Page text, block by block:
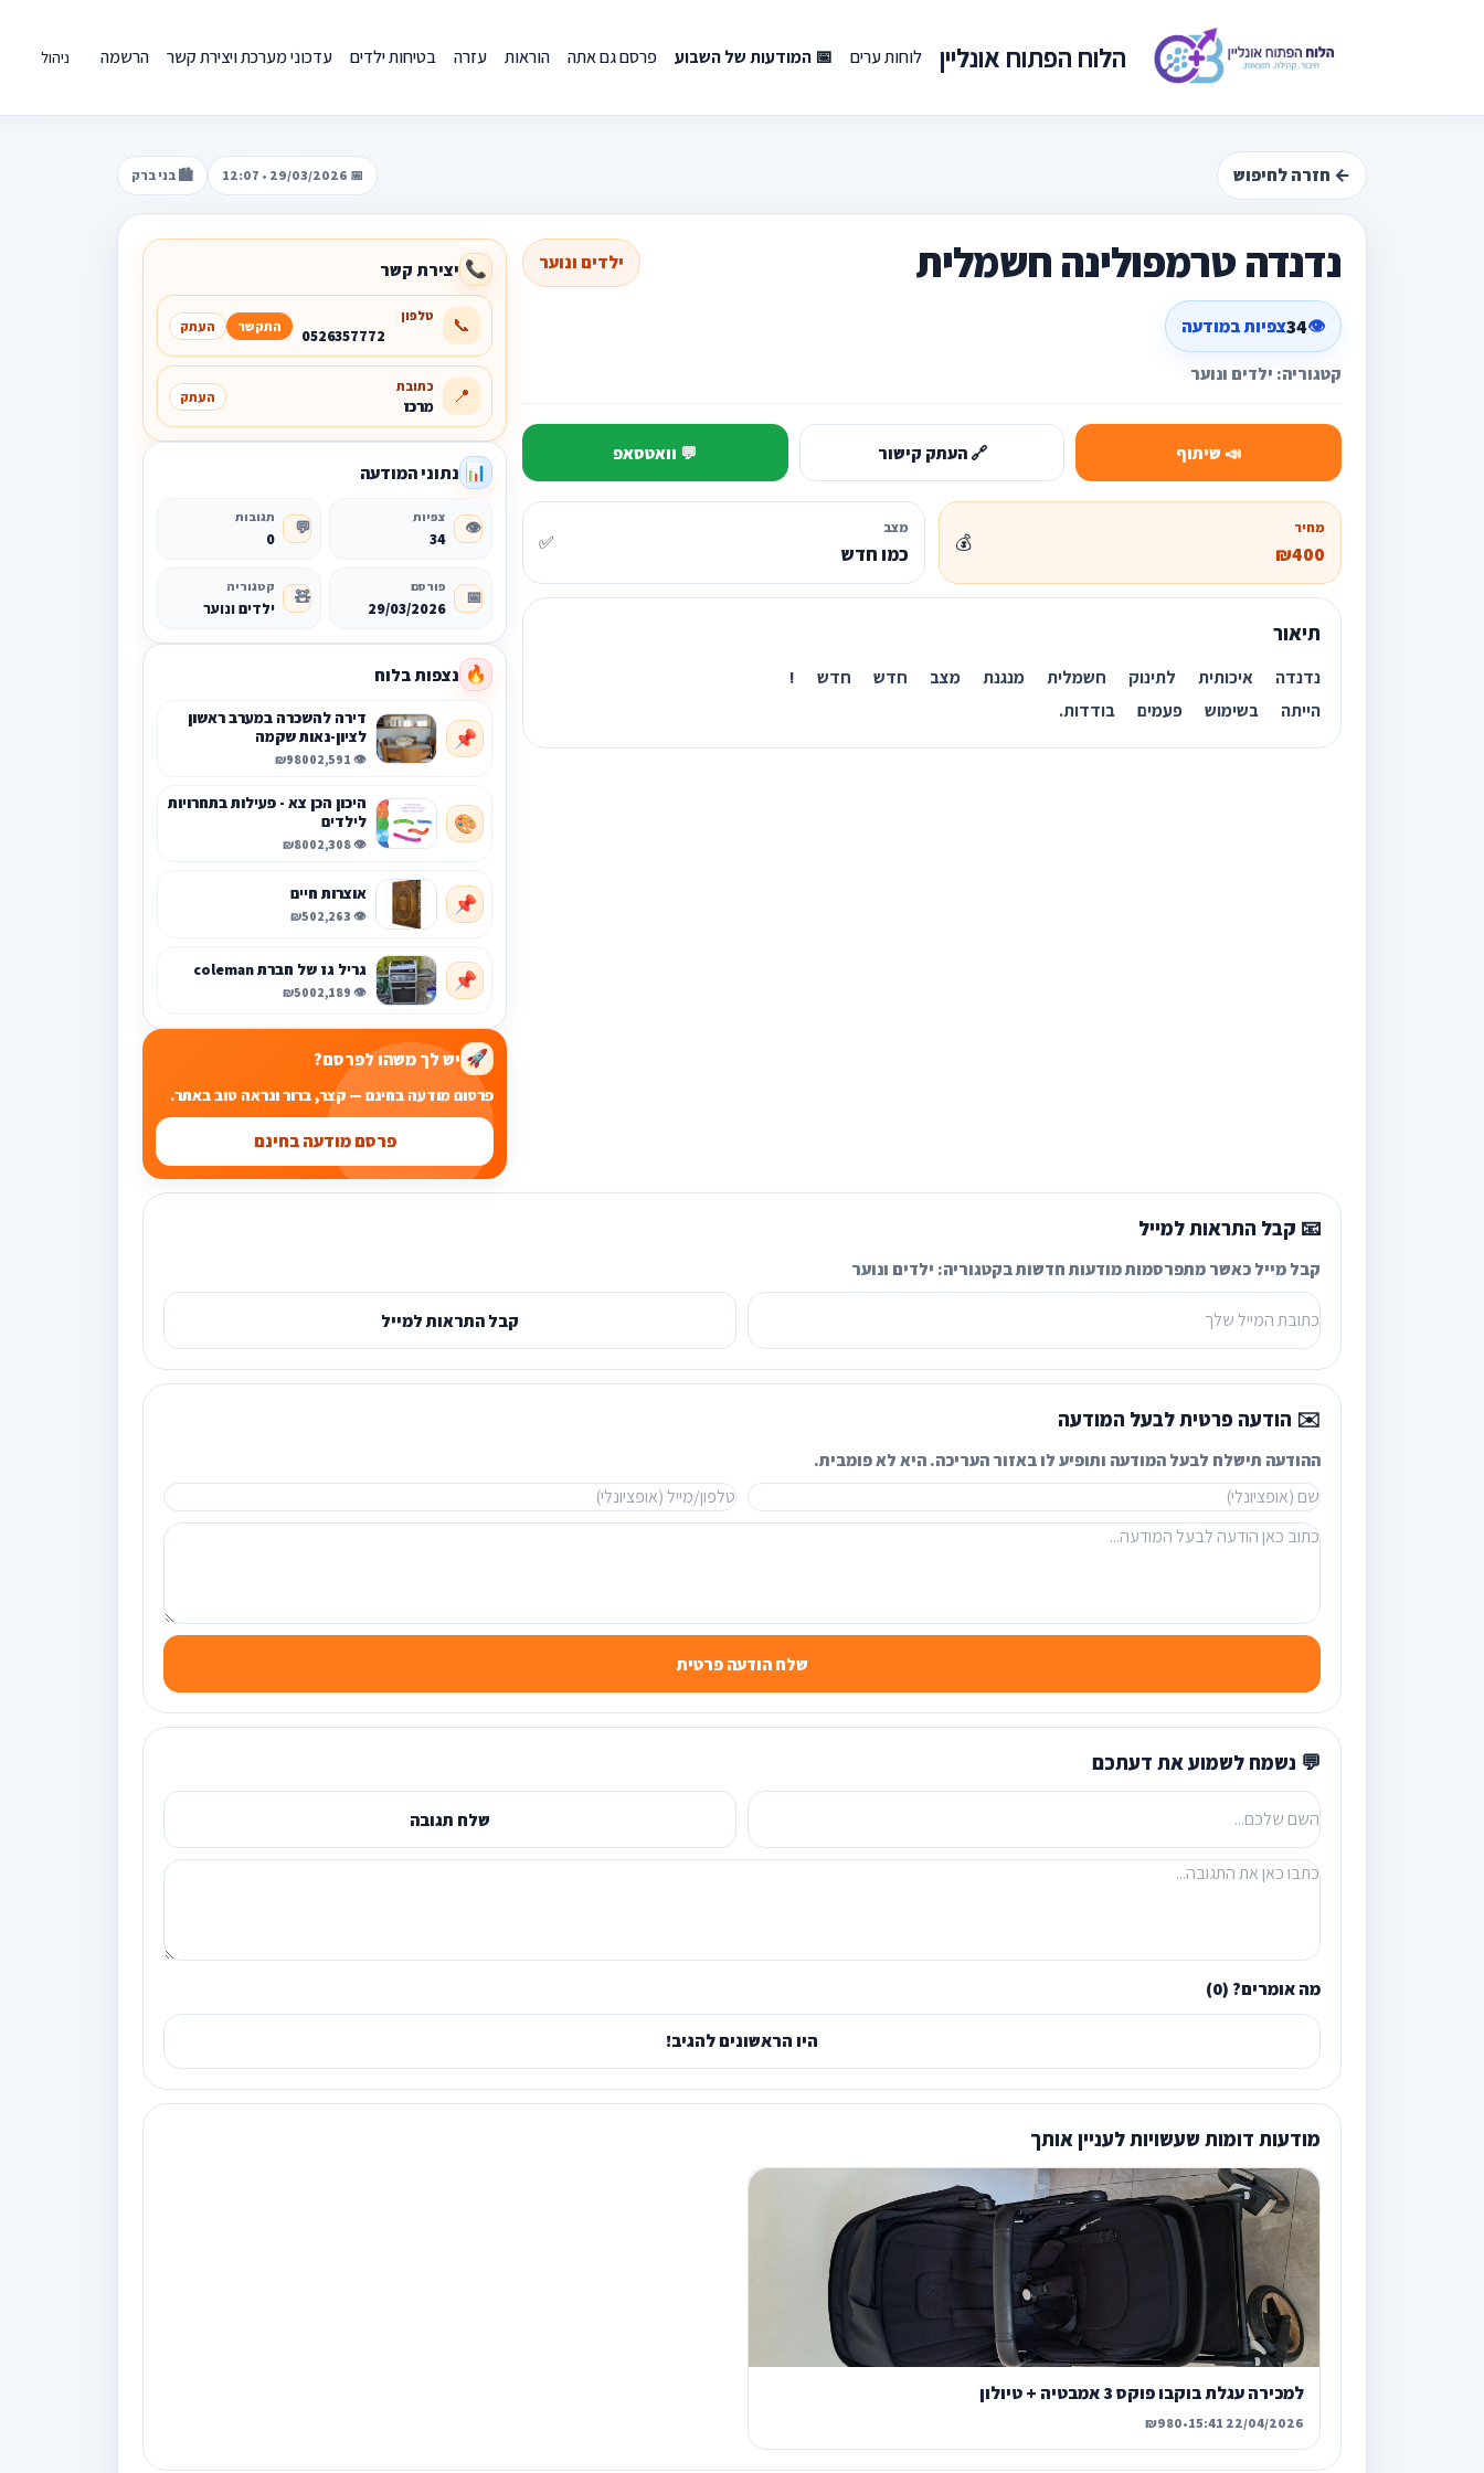
הלוח הפתוח אונליין לוחות ערים 📅 המודעות של השבוע פרסם גם אתה הוראות עזרה בטיחות ילדים עדכוני מערכת ויצירת קשר הרשמה ניהול
← חזרה לחיפוש 📅 29/03/2026 • 12:07 🏙️ בני ברק
נדנדה טרמפולינה חשמלית
👁️
34צפיות במודעה
קטגוריה: ילדים ונוער
ילדים ונוער
📣 שיתוף 🔗 העתק קישור 💬 וואטסאפ
מחיר
₪400
💰
מצב
כמו חדש ✅
תיאור
נדנדה איכותית לתינוק חשמלית מנגנת מצב חדש חדש !
הייתה בשימוש פעמים בודדות.
📞 יצירת קשר
📞 טלפון
0526357772 התקשר העתק
📍 כתובת
מרכז העתק
📊 נתוני המודעה
👁️ צפיות
34
💬 תגובות
0
📅 פורסם
29/03/2026
🧸 קטגוריה
ילדים ונוער
🔥 נצפות בלוח
📌
דירה להשכרה במערב ראשון
לציון-נאות שקמה
👁️ 2,591
₪9800
🎨
היכון הכן צא - פעילות בתחרויות
לילדים
👁️ 2,308
₪800
📌 אוצרות חיים
👁️ 2,263
₪50
📌 גריל גז של חברת coleman
👁️ 2,189
₪500
🚀 יש לך משהו לפרסם?
פרסום מודעה בחינם — קצר, ברור ונראה טוב באתר.
פרסם מודעה בחינם
📧 קבל התראות למייל
קבל מייל כאשר מתפרסמות מודעות חדשות בקטגוריה: ילדים ונוער
קבל התראות למייל
✉️ הודעה פרטית לבעל המודעה
ההודעה תישלח לבעל המודעה ותופיע לו באזור העריכה. היא לא פומבית.
שלח הודעה פרטית
💬 נשמח לשמוע את דעתכם
שלח תגובה
מה אומרים? (0)
היו הראשונים להגיב!
מודעות דומות שעשויות לעניין אותך
למכירה עגלת בוקבו פוקס 3 אמבטיה + טיולון
22/04/2026 15:41
•
₪980